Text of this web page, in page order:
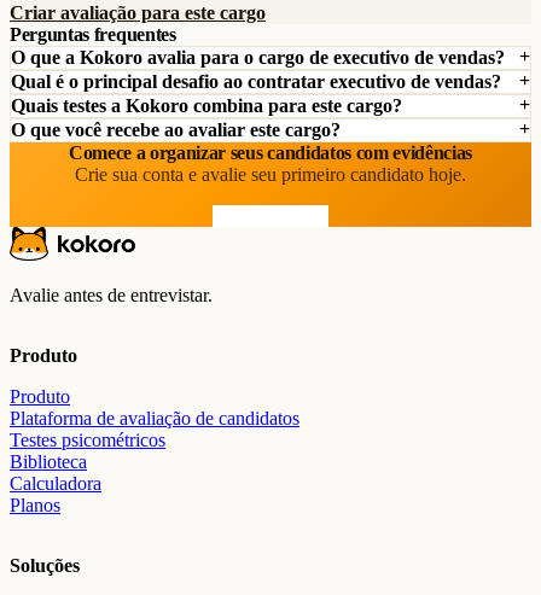
Criar avaliação para este cargo
Perguntas frequentes
O que a Kokoro avalia para o cargo de executivo de vendas?
Qual é o principal desafio ao contratar executivo de vendas?
Quais testes a Kokoro combina para este cargo?
O que você recebe ao avaliar este cargo?
Comece a organizar seus candidatos com evidências
Crie sua conta e avalie seu primeiro candidato hoje.
Avalie antes de entrevistar.
Produto
Produto
Plataforma de avaliação de candidatos
Testes psicométricos
Biblioteca
Calculadora
Planos
Soluções